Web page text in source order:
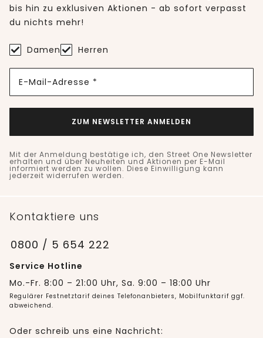
bis hin zu exklusiven Aktionen - ab sofort verpasst
du nichts mehr!
Damen Herren
E-Mail-Adresse *
ZUM NEWSLETTER ANMELDEN
Mit der Anmeldung bestätige ich, den Street One Newsletter
erhalten und über Neuheiten und Aktionen per E-Mail
informiert werden zu wollen. Diese Einwilligung kann
jederzeit widerrufen werden.
Kontaktiere uns
0800 / 5 654 222
Service Hotline
Mo.-Fr. 8:00 – 21:00 Uhr, Sa. 9:00 – 18:00 Uhr
Regulärer Festnetztarif deines Telefonanbieters, Mobilfunktarif ggf.
abweichend.
Oder schreib uns eine Nachricht: